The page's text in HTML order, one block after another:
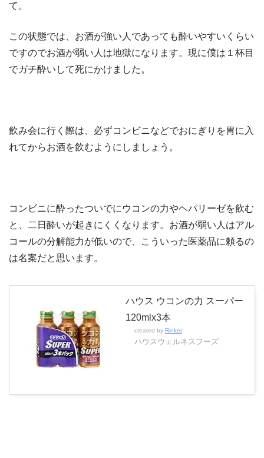
て。
この状態では、お酒が強い人であっても酔いやすいくらい
ですのでお酒が弱い人は地獄になります。現に僕は１杯目
でガチ酔いして死にかけました。
飲み会に行く際は、必ずコンビニなどでおにぎりを胃に入
れてからお酒を飲むようにしましょう。
コンビニに酔ったついでにウコンの力やヘパリーゼを飲む
と、二日酔いが起きにくくなります。お酒が弱い人はアル
コールの分解能力が低いので、こういった医薬品に頼るの
は名案だと思います。
ハウス ウコンの力 スーパー
120mlx3本
created by Rinker
ハウスウェルネスフーズ